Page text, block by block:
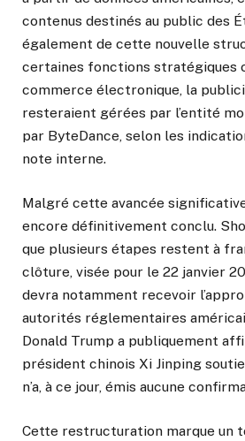
contenus destinés au public des
également de cette nouvelle
certaines fonctions stratégiques
commerce électronique, la
resteraient gérées par l’entité
par ByteDance, selon les
note interne.
Malgré cette avancée
encore définitivement conclu.
que plusieurs étapes restent à
clôture, visée pour le 22 janvier
devra notamment recevoir
autorités réglementaires
Donald Trump a publiquement
président chinois Xi Jinping
n’a, à ce jour, émis aucune
Cette restructuration marque un